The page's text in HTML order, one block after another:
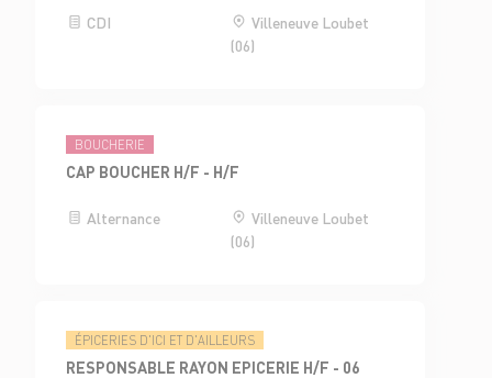
CDI
Villeneuve Loubet
(06)
BOUCHERIE
CAP BOUCHER H/F - H/F
Alternance
Villeneuve Loubet
(06)
ÉPICERIES D'ICI ET D'AILLEURS
RESPONSABLE RAYON EPICERIE H/F - 06